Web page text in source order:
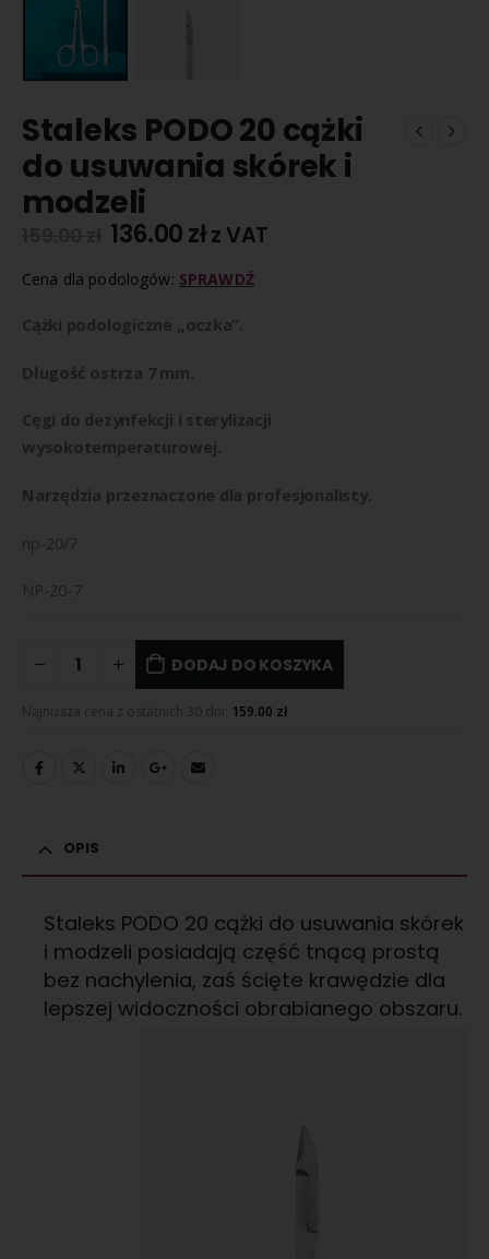
Staleks PODO 20 cążki
do usuwania skórek i
modzeli
136.00zł z VAT
Cena dla podologów: SPRAWDŹ
Cążki podologiczne „oczka”.
Długość ostrza 7 mm.
Cęgi do dezynfekcji i sterylizacji
wysokotemperaturowej.
Narzędzia przeznaczone dla profesjonalisty.
np-20/7
NP-20-7
DODAJ DO KOSZYKA
Najniższa cena z ostatnich 30 dni: 159.00 zł
OPIS
Staleks PODO 20 cążki do usuwania skórek
i modzeli posiadają część tnącą prostą
bez nachylenia, zaś ścięte krawędzie dla
lepszej widoczności obrabianego obszaru.